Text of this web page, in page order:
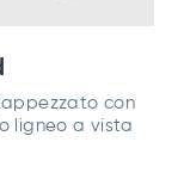
con
ligneo a vista